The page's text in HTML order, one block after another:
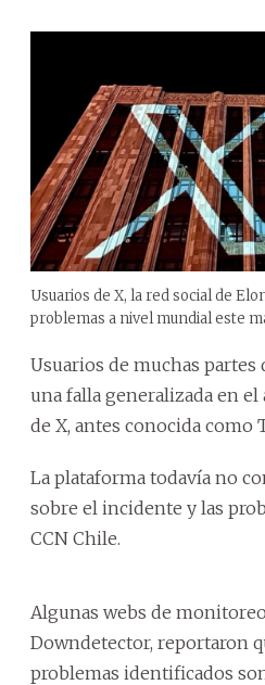
Usuarios de X, la red social de
problemas a nivel mundial este
Usuarios de muchas
una falla generalizada en el
de X, antes conocida como
La plataforma todavía no
sobre el incidente y las
CCN Chile.
Algunas webs de
Downdetector, reportaron
problemas identificados